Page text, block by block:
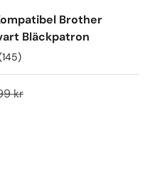
Brother
Bläckpatron
kr